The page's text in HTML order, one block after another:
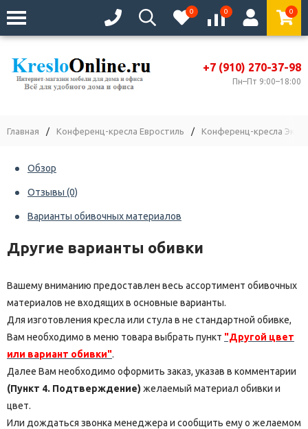
0 0 0
+7 (910) 270-37-98
Пн–Пт 9:00–18:00
Главная / Конференц-кресла Евростиль / Конференц-кресла
Обзор
Отзывы (0)
Варианты обивочных материалов
Другие варианты обивки
Вашему вниманию предоставлен весь ассортимент обивочных
материалов не входящих в основные варианты.
Для изготовления кресла или стула в не стандартной обивке,
Вам необходимо в меню товара выбрать пункт "Другой цвет
или вариант обивки".
Далее Вам необходимо оформить заказ, указав в комментарии
(Пункт 4. Подтверждение) желаемый материал обивки и
цвет.
Или дождаться звонка менеджера и сообщить ему о желаемом